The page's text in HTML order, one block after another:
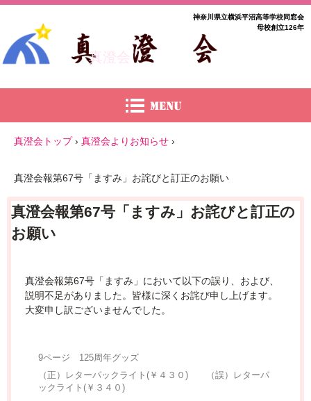
真澄会
神奈川県立横浜平沼高等学校同窓会
母校創立126年
真澄会トップ › 真澄会よりお知らせ ›
真澄会報第67号「ますみ」お詫びと訂正のお願い
真澄会報第67号「ますみ」お詫びと訂正の
お願い
真澄会報第67号「ますみ」において以下の誤り、および、
説明不足がありました。皆様に深くお詫び申し上げます。
大変申し訳ございませんでした。
9ページ 125周年グッズ
（正）レターパックライト(￥４３０) （誤）レターパ
ックライト(￥３４０)